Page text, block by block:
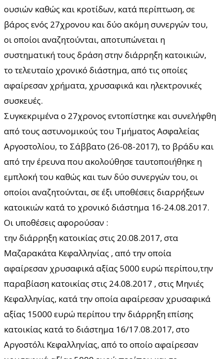
ουσιών καθώς και κροτίδων, κατά περίπτωση, σε
βάρος ενός 27χρονου και δύο ακόμη συνεργών του,
οι οποίοι αναζητούνται, αποτυπώνεται η
συστηματική τους δράση στην διάρρηξη κατοικιών,
το τελευταίο χρονικό διάστημα, από τις οποίες
αφαίρεσαν χρήματα, χρυσαφικά και ηλεκτρονικές
συσκευές.
Συγκεκριμένα ο 27χρονος εντοπίστηκε και συνελήφθη
από τους αστυνομικούς του Τμήματος Ασφαλείας
Αργοστολίου, το Σάββατο (26-08-2017), το βράδυ και
από την έρευνα που ακολούθησε ταυτοποιήθηκε η
εμπλοκή του καθώς και των δύο συνεργών του, οι
οποίοι αναζητούνται, σε έξι υποθέσεις διαρρήξεων
κατοικιών κατά το χρονικό διάστημα 16-24.08.2017.
Οι υποθέσεις αφορούσαν :
την διάρρηξη κατοικίας στις 20.08.2017, στα
Μαζαρακάτα Κεφαλληνίας , από την οποία
αφαίρεσαν χρυσαφικά αξίας 5000 ευρώ περίπου,την
παραβίαση κατοικίας στις 24.08.2017 , στις Μηνιές
Κεφαλληνίας, κατά την οποία αφαίρεσαν χρυσαφικά
αξίας 15000 ευρώ περίπου την διάρρηξη επίσης
κατοικίας κατά το διάστημα 16/17.08.2017, στο
Αργοστόλι Κεφαλληνίας, από το οποίο αφαίρεσαν